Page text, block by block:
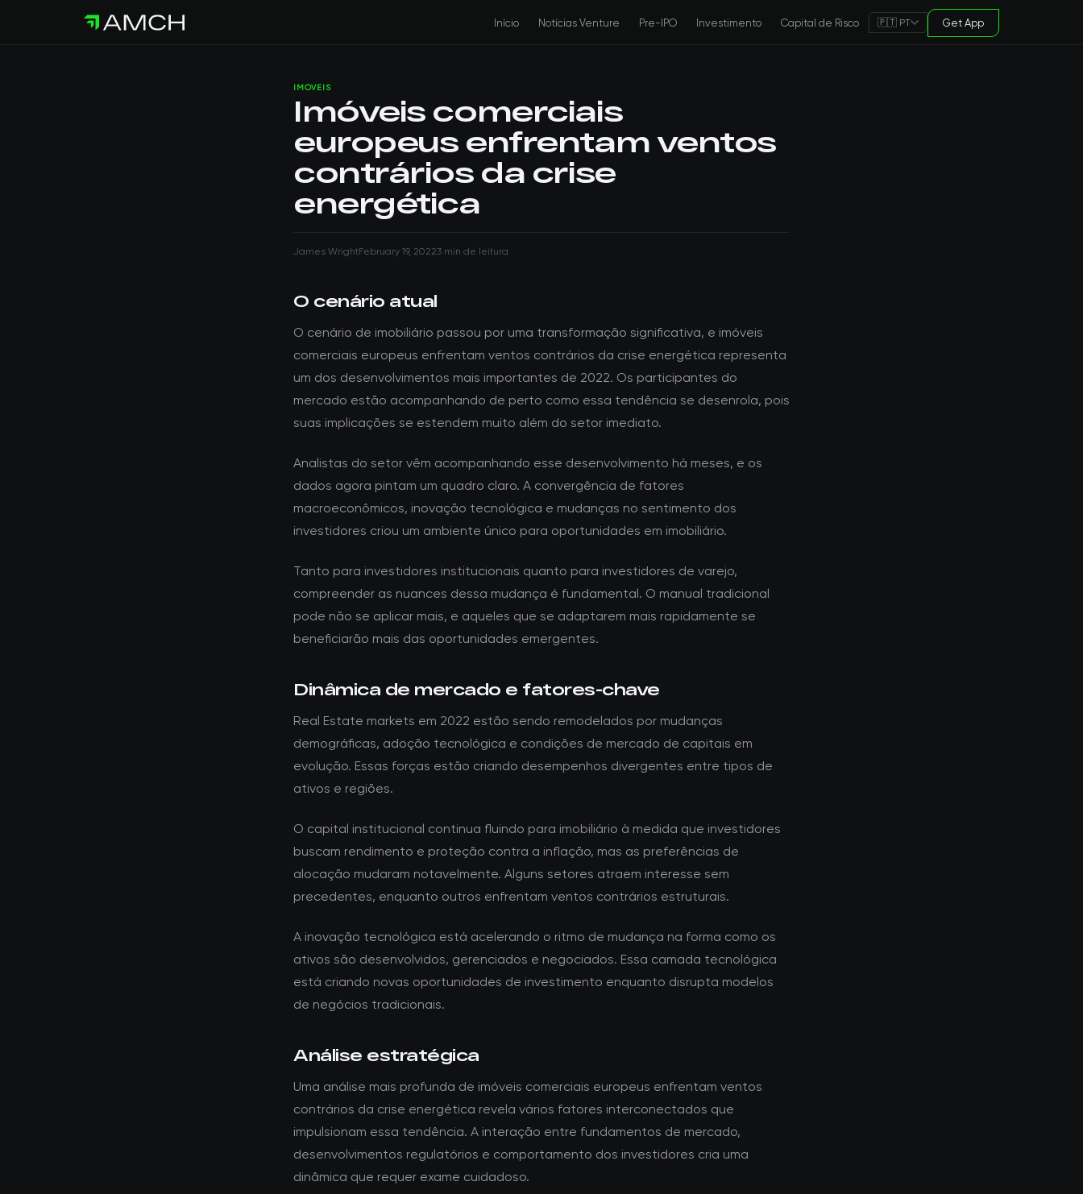
Início Notícias Venture Pre-IPO Investimento Capital de Risco 🇵🇹 PT Get App
IMÓVEIS
Imóveis comerciais
europeus enfrentam ventos
contrários da crise
energética
James WrightFebruary 19, 20223 min de leitura
O cenário atual
O cenário de imobiliário passou por uma transformação significativa, e imóveis
comerciais europeus enfrentam ventos contrários da crise energética representa
um dos desenvolvimentos mais importantes de 2022. Os participantes do
mercado estão acompanhando de perto como essa tendência se desenrola, pois
suas implicações se estendem muito além do setor imediato.
Analistas do setor vêm acompanhando esse desenvolvimento há meses, e os
dados agora pintam um quadro claro. A convergência de fatores
macroeconômicos, inovação tecnológica e mudanças no sentimento dos
investidores criou um ambiente único para oportunidades em imobiliário.
Tanto para investidores institucionais quanto para investidores de varejo,
compreender as nuances dessa mudança é fundamental. O manual tradicional
pode não se aplicar mais, e aqueles que se adaptarem mais rapidamente se
beneficiarão mais das oportunidades emergentes.
Dinâmica de mercado e fatores-chave
Real Estate markets em 2022 estão sendo remodelados por mudanças
demográficas, adoção tecnológica e condições de mercado de capitais em
evolução. Essas forças estão criando desempenhos divergentes entre tipos de
ativos e regiões.
O capital institucional continua fluindo para imobiliário à medida que investidores
buscam rendimento e proteção contra a inflação, mas as preferências de
alocação mudaram notavelmente. Alguns setores atraem interesse sem
precedentes, enquanto outros enfrentam ventos contrários estruturais.
A inovação tecnológica está acelerando o ritmo de mudança na forma como os
ativos são desenvolvidos, gerenciados e negociados. Essa camada tecnológica
está criando novas oportunidades de investimento enquanto disrupta modelos
de negócios tradicionais.
Análise estratégica
Uma análise mais profunda de imóveis comerciais europeus enfrentam ventos
contrários da crise energética revela vários fatores interconectados que
impulsionam essa tendência. A interação entre fundamentos de mercado,
desenvolvimentos regulatórios e comportamento dos investidores cria uma
dinâmica que requer exame cuidadoso.